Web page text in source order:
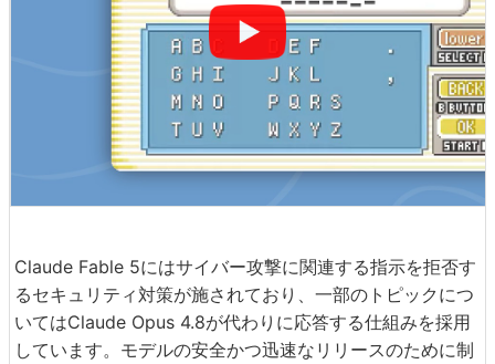
Claude Fable 5にはサイバー攻撃に関連する指示を拒否す
るセキュリティ対策が施されており、一部のトピックにつ
いてはClaude Opus 4.8が代わりに応答する仕組みを採用
しています。モデルの安全かつ迅速なリリースのために制